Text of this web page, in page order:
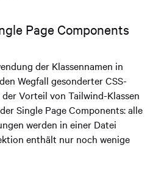
Page Components
der Klassennamen in
Wegfall gesonderter CSS-
Vorteil von Tailwind-Klassen
Single Page Components: alle
werden in einer Datei
enthält nur noch wenige